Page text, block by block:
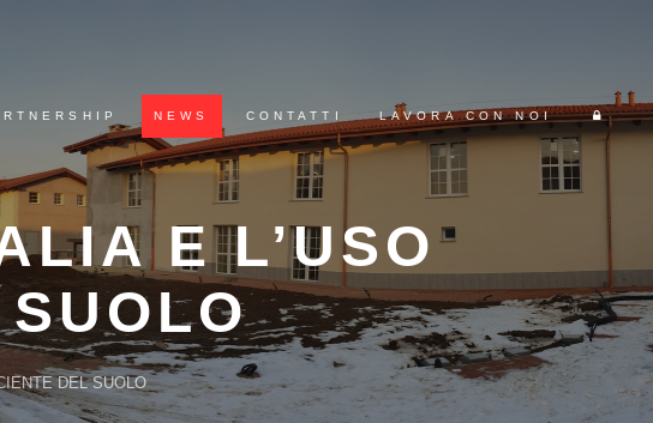
NEWS CONTATTI LAVORA CON NOI
E L’USO
DEL SUOLO